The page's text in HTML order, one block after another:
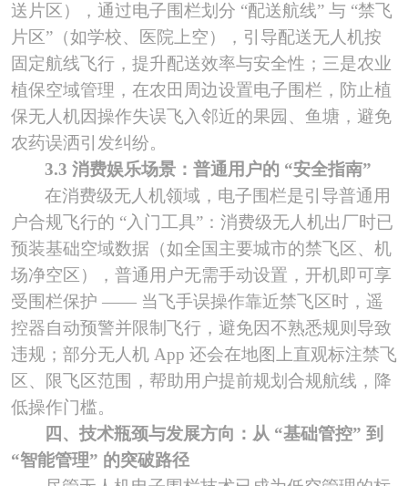
送片区），通过电子围栏划分 “配送航线” 与 “禁飞
片区”（如学校、医院上空），引导配送无人机按
固定航线飞行，提升配送效率与安全性；三是农业
植保空域管理，在农田周边设置电子围栏，防止植
保无人机因操作失误飞入邻近的果园、鱼塘，避免
农药误洒引发纠纷。
3.3 消费娱乐场景：普通用户的 “安全指南”
在消费级无人机领域，电子围栏是引导普通用
户合规飞行的 “入门工具”：消费级无人机出厂时已
预装基础空域数据（如全国主要城市的禁飞区、机
场净空区），普通用户无需手动设置，开机即可享
受围栏保护 —— 当飞手误操作靠近禁飞区时，遥
控器自动预警并限制飞行，避免因不熟悉规则导致
违规；部分无人机 App 还会在地图上直观标注禁飞
区、限飞区范围，帮助用户提前规划合规航线，降
低操作门槛。
四、技术瓶颈与发展方向：从 “基础管控” 到
“智能管理” 的突破路径